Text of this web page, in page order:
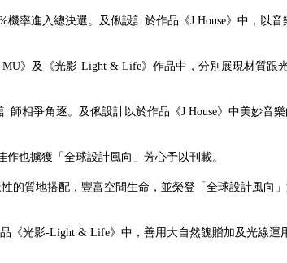
率進入總決選。及俬設計於作品《J House》中，以
》及《光影-Light & Life》作品中，分別展現材質跟
相爭角逐。及俬設計以於作品《J House》中美妙音
也擄獲「全球設計風向」芳心予以刊載。
的質地搭配，豐富空間生命，並榮登「全球設計風向
《光影-Light & Life》中，善用大自然餽贈加及光線運